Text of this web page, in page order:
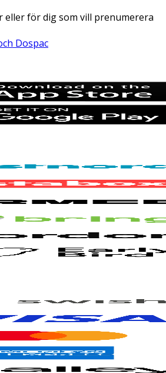
eller för dig som vill prenumerera
Dospac